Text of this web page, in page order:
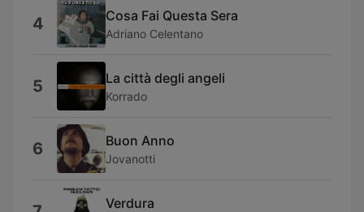
4 Cosa Fai Questa Sera
Adriano Celentano
5 La città degli angeli
Korrado
6 Buon Anno
Jovanotti
Verdura